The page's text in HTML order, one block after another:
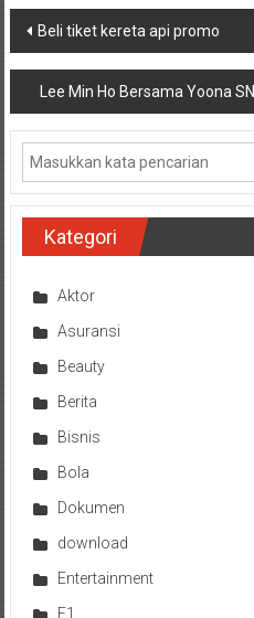
Navigasi
pos
Beli tiket kereta api promo
Lee Min Ho Bersama Yoona
Kategori
Aktor
Asuransi
Beauty
Berita
Bisnis
Bola
Dokumen
download
Entertainment
F1